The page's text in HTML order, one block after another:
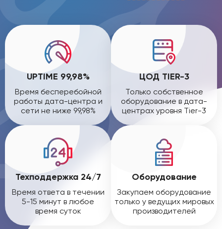
UPTIME 99,98%
Время бесперебойной
работы дата-центра и
сети не ниже 99,98%
ЦОД TIER-3
Только собственное
оборудование в дата-
центрах уровня Tier-3
Техподдержка 24/7
Время ответа в течении
5-15 минут в любое
время суток
Оборудование
Закупаем оборудование
только у ведущих мировых
производителей